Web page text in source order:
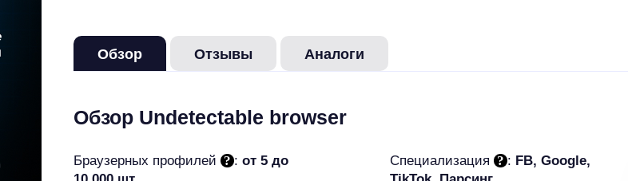
Обзор Отзывы Аналоги
Обзор Undetectable browser
Браузерных профилей : от 5 до
Специализация : FB, Google,